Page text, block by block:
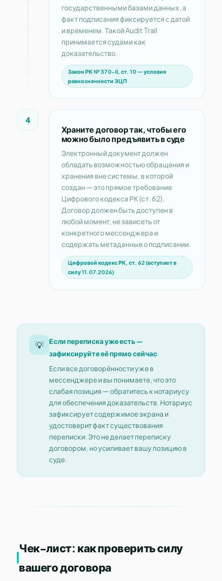
государственными базами данных, а
факт подписания фиксируется с датой
и временем. Такой Audit Trail
принимается судами как
доказательство.
Закон РК № 370-II, ст. 10 — условия
равнозначности ЭЦП
4
Храните договор так, чтобы его
можно было предъявить в суде
Электронный документ должен
обладать возможностью обращения и
хранения вне системы, в которой
создан — это прямое требование
Цифрового кодекса РК (ст. 62).
Договор должен быть доступен в
любой момент, не зависеть от
конкретного мессенджера и
содержать метаданные о подписании.
Цифровой кодекс РК, ст. 62 (вступает в
силу 11.07.2026)
💡
Если переписка уже есть —
зафиксируйте её прямо сейчас
Если все договорённости уже в
мессенджере и вы понимаете, что это
слабая позиция — обратитесь к нотариусу
для обеспечения доказательств. Нотариус
зафиксирует содержимое экрана и
удостоверит факт существования
переписки. Это не делает переписку
договором, но усиливает вашу позицию в
суде.
Чек-лист: как проверить силу
вашего договора